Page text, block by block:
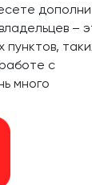
–
пунктов,
с
много